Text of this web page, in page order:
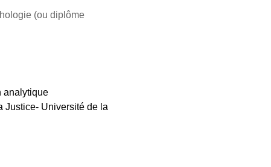
(ou diplôme
analytique
Justice- Université de la